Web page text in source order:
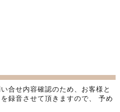
合せ内容確認のため、お客様と
録音させて頂きますので、 予め